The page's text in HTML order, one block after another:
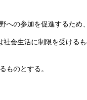
への参加を促進するため
会生活に制限を受けるも
ものとする。